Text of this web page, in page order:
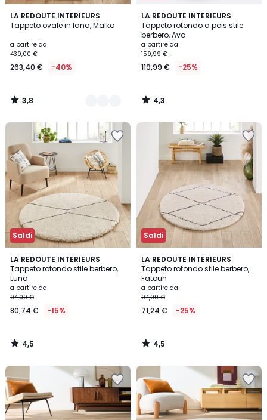
LA REDOUTE INTERIEURS
Tappeto ovale in lana, Malko
a partire da
439,00 €
263,40 € -40%
3,8
/ 5
2
Colori
3,8
/
LA REDOUTE INTERIEURS
Tappeto rotondo a pois stile
berbero, Ava
a partire da
159,99 €
119,99 € -25%
4,3
/ 5
4,3
/
Saldi
LA REDOUTE INTERIEURS
Tappeto rotondo stile berbero,
Luna
a partire da
94,99 €
80,74 € -15%
4,5
/ 5
4,5
/
Saldi
LA REDOUTE INTERIEURS
Tappeto rotondo stile berbero,
Fatouh
a partire da
94,99 €
71,24 € -25%
4,5
/ 5
4,5
/